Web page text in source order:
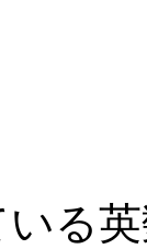
る